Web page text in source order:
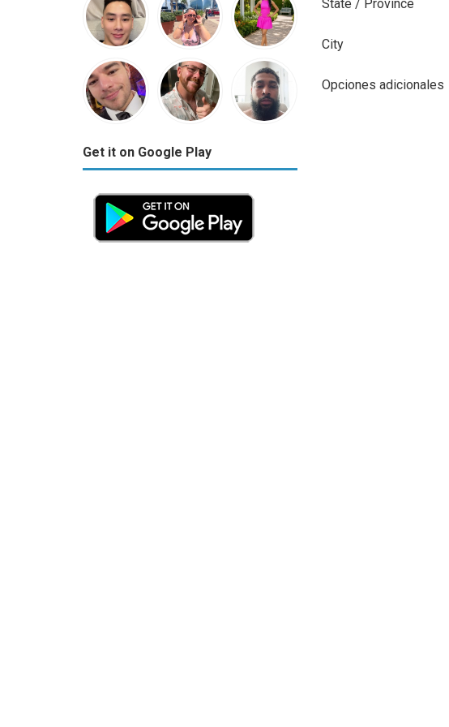
Get it on Google Play
State / Province
City
Opciones adicionales